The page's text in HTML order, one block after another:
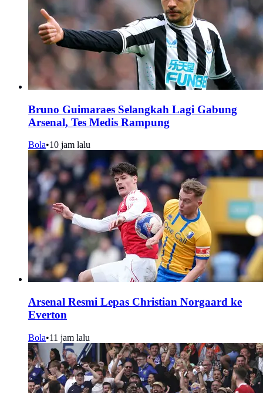
Bruno Guimaraes Selangkah Lagi Gabung
Arsenal, Tes Medis Rampung
Bola•10 jam lalu
Arsenal Resmi Lepas Christian Norgaard ke
Everton
Bola•11 jam lalu